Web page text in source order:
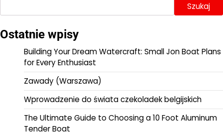
Szukaj
Ostatnie wpisy
Building Your Dream Watercraft: Small Jon Boat Plans
for Every Enthusiast
Zawady (Warszawa)
Wprowadzenie do świata czekoladek belgijskich
The Ultimate Guide to Choosing a 10 Foot Aluminum
Tender Boat